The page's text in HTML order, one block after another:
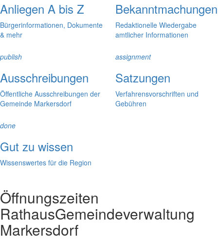
Anliegen A bis Z
Bürgerinformationen, Dokumente
& mehr
Bekanntmachungen
Redaktionelle Wiedergabe
amtlicher Informationen
publish
Ausschreibungen
Öffentliche Ausschreibungen der
Gemeinde Markersdorf
assignment
Satzungen
Verfahrensvorschriften und
Gebühren
done
Gut zu wissen
Wissenswertes für die Region
Öffnungszeiten
RathausGemeindeverwaltung
Markersdorf